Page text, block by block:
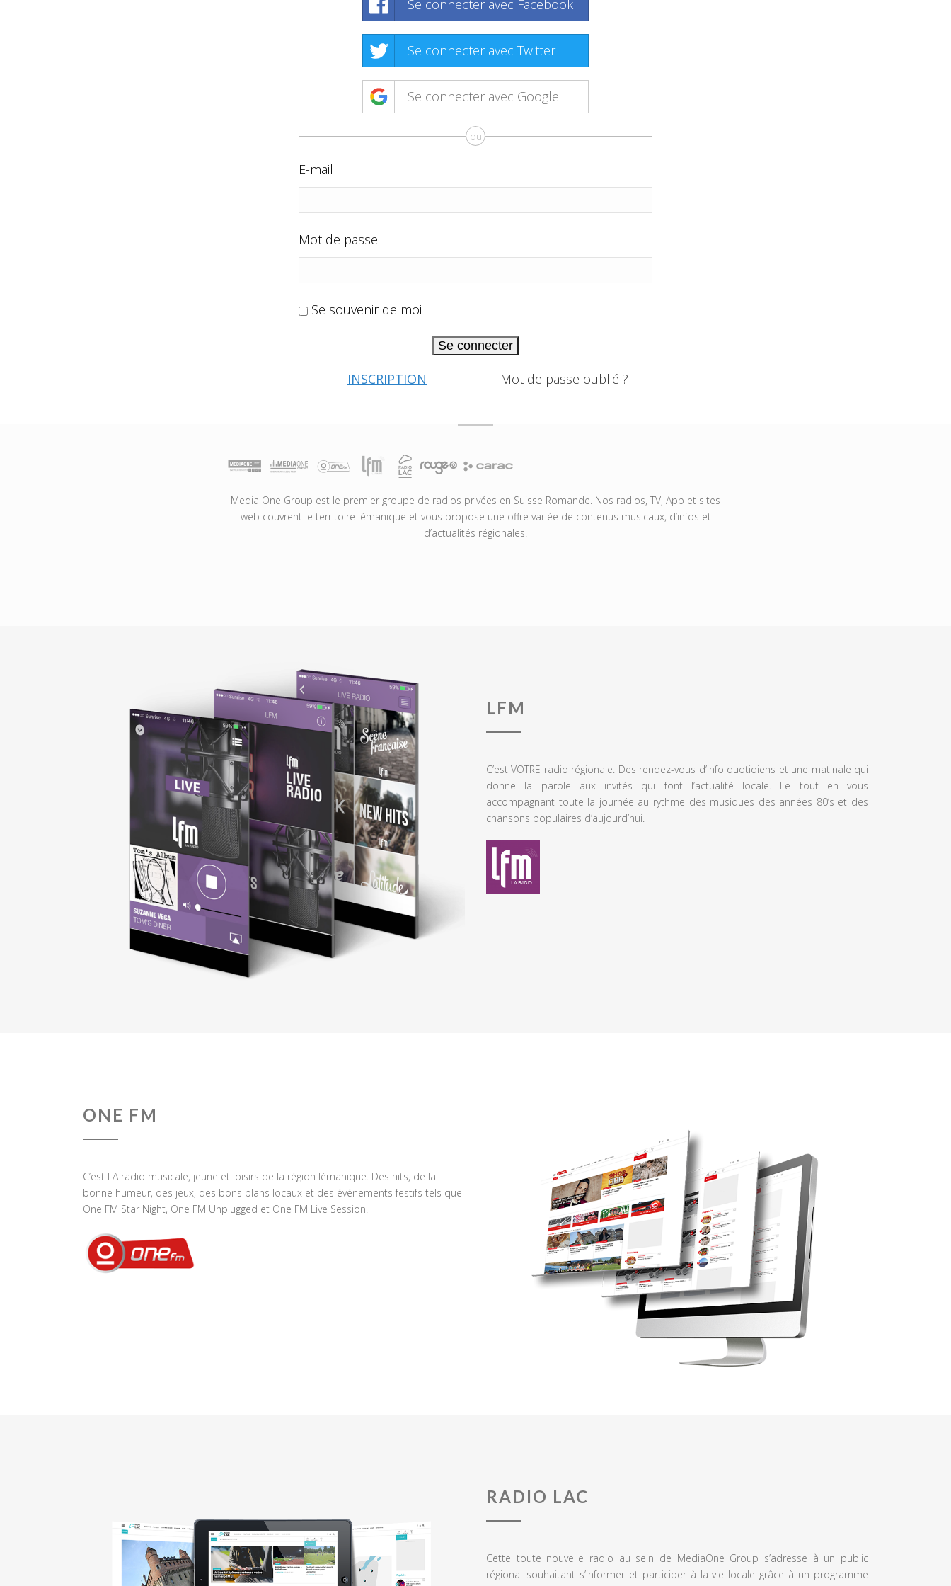
Se connecter avec Facebook
Se connecter avec Twitter
Se connecter avec Google
ou
E-mail
Mot de passe
Se souvenir de moi
Se connecter
INSCRIPTION Mot de passe oublié ?
Media One Group est le premier groupe de radios privées en Suisse Romande. Nos radios, TV, App et sites
web couvrent le territoire lémanique et vous propose une offre variée de contenus musicaux, d’infos et
d’actualités régionales.
LFM
C’est VOTRE radio régionale. Des rendez-vous d’info quotidiens et une matinale qui
donne la parole aux invités qui font l’actualité locale. Le tout en vous
accompagnant toute la journée au rythme des musiques des années 80’s et des
chansons populaires d’aujourd’hui.
ONE FM
C’est LA radio musicale, jeune et loisirs de la région lémanique. Des hits, de la
bonne humeur, des jeux, des bons plans locaux et des événements festifs tels que
One FM Star Night, One FM Unplugged et One FM Live Session.
RADIO LAC
Cette toute nouvelle radio au sein de MediaOne Group s’adresse à un public
régional souhaitant s’informer et participer à la vie locale grâce à un programme